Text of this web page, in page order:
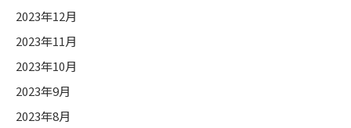
2023年12月
2023年11月
2023年10月
2023年9月
2023年8月